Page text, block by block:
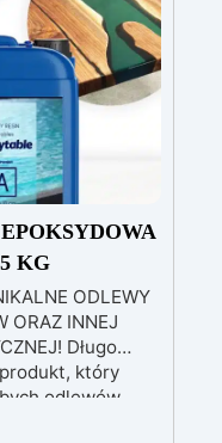
do 10 godzin i
48 godzin
do powłok
(do 1 cm)
KG
ODLEWY
ORAZ INNEJ
Długo
który
odlewów,